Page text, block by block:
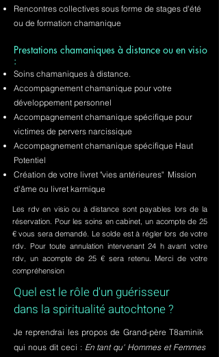
Rencontres collectives sous forme de stages d'été
ou de formation chamanique
Prestations chamaniques à distance ou en visio
:
Soins chamaniques à distance.
Accompagnement chamanique pour votre
développement personnel
Accompagnement chamanique spécifique pour
victimes de pervers narcissique
Accompagnement chamanique spécifique Haut
Potentiel
Création de votre livret "vies antérieures" Mission
d'âme ou livret karmique
Les rdv en visio ou à distance sont payables lors de la
réservation. Pour les soins en cabinet, un acompte de 25
€ vous sera demandé. Le solde est à régler lors de votre
rdv. Pour toute annulation intervenant 24 h avant votre
rdv, un acompte de 25 € sera retenu. Merci de votre
compréhension
Quel est le rôle d'un guérisseur
dans la spiritualité autochtone ?
Je reprendrai les propos de Grand-père T8aminik
qui nous dit ceci : En tant qu' Hommes et Femmes